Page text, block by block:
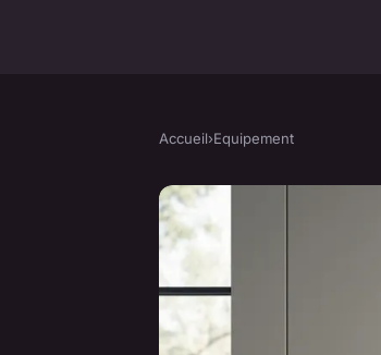
Accueil›Equipement